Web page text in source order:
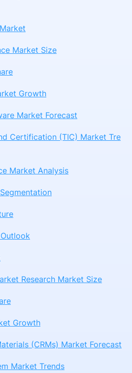
Market Size
Growth
Market Forecast
Certification (TIC) Market Tre
Market Analysis
Research Market Size
Growth
(CRMs) Market Forecast
Market Trends